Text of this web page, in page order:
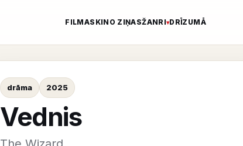
FILMAS KINO ZIŅASŽANRI DRĪZUMĀ
drāma 2025
Vednis